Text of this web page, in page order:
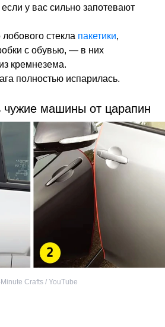
если у вас сильно запотевают
стекла пакетики,
с обувью, — в них
кремнезема.
полностью испарилась.
чужие машины от царапин
Crafts / YouTube